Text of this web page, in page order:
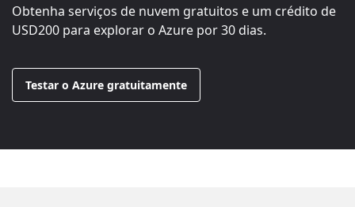
Obtenha serviços de nuvem gratuitos e um crédito de
USD200 para explorar o Azure por 30 dias.
Testar o Azure gratuitamente